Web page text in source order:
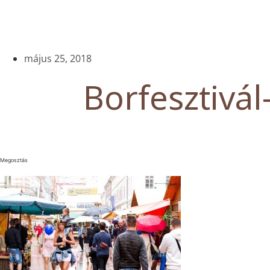
május 25, 2018
Megosztás